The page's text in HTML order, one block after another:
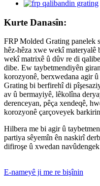
Kurte Danasîn:
FRP Molded Grating panelek
hêz-hêza xwe wekî materyalê
wekî matrixê û dûv re di
dibe. Ew taybetmendiyên
korozyonê, berxwedana agir
Grating bi berfirehî di
av û bermayiyê, lêkolîna
derenceyan, pêça xendeqê,
korozyonê çarçoveyek
Hilbera me bi agir û
partiya sêyemîn ên naskirî
difiroşe û xwedan navûdengek
E-nameyê ji me re bişînin